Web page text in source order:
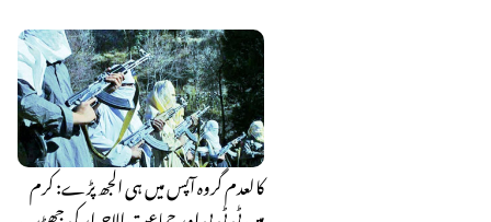
کالعدم گروہ آپس میں ہی الجھ پڑے: کرم